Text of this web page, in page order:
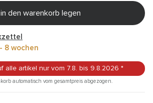
in den warenkorb legen
8 wochen
alle artikel nur vom 7.8. bis 9.8.2026 *
automatisch vom gesamtpreis abgezogen.